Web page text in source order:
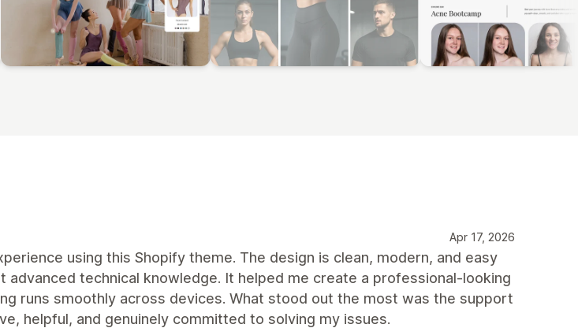
Apr 17, 2026
using this Shopify theme. The design is clean, modern, and easy
advanced technical knowledge. It helped me create a professional-looking
runs smoothly across devices. What stood out the most was the support
helpful, and genuinely committed to solving my issues.